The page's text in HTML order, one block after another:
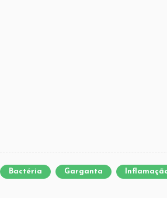
Bactéria Garganta